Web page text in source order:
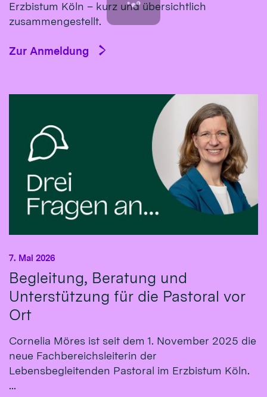
Erzbistum Köln – kurz und übersichtlich
zusammengestellt.
Zur Anmeldung
Begleitung, Beratung und
Unterstützung für die Pastoral vor
Ort
7. Mai 2026
Cornelia Möres ist seit dem 1. November 2025 die
neue Fachbereichsleiterin der
Lebensbegleitenden Pastoral im Erzbistum Köln.
...